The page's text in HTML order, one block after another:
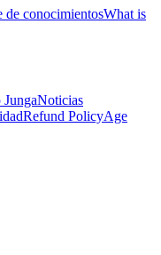
de conocimientosWhat is
JungaNoticias
Refund PolicyAge